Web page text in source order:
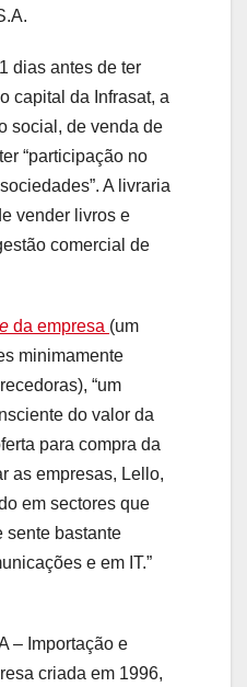
dias antes de ter
capital da Infrasat, a
social, de venda de
“participação no
A livraria
vender livros e
comercial de
da empresa (um
minimamente
“um
do valor da
para compra da
as empresas, Lello,
em sectores que
sente bastante
e em IT.”
– Importação e
criada em 1996,